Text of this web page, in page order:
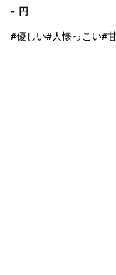
- 円
#優しい#人懐っこい#